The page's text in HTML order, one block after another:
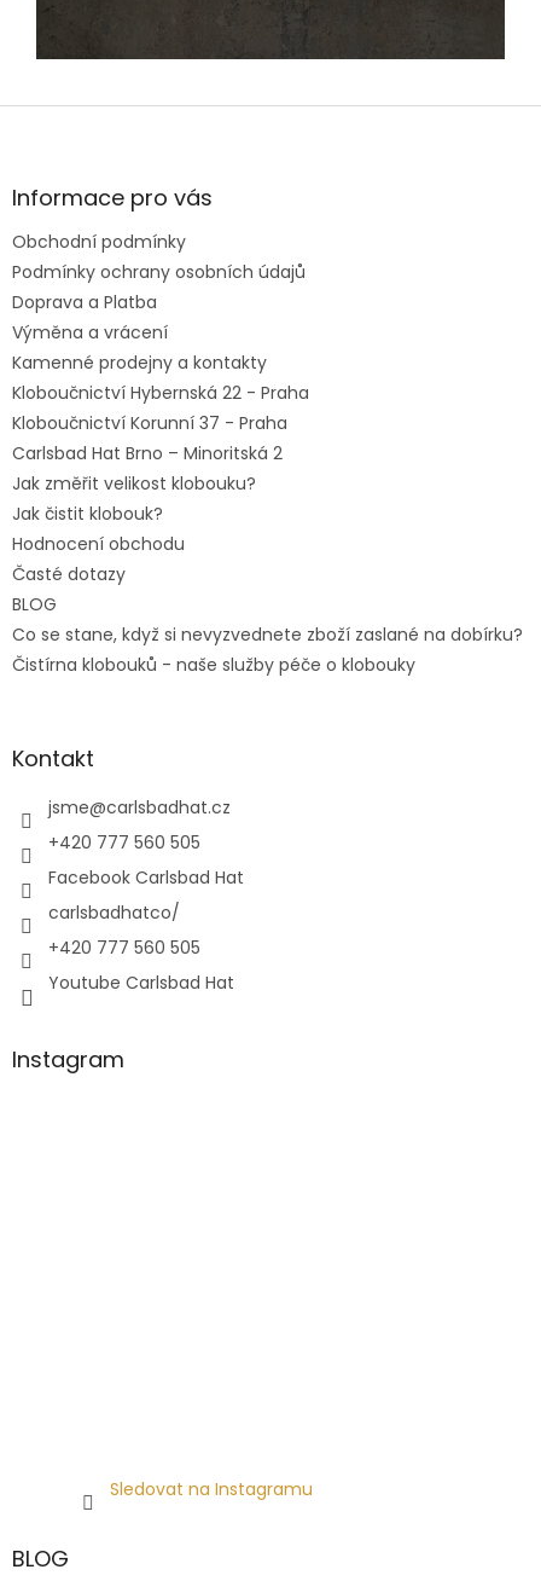
Z
aInformace pro vás
Obchodní podmínky
Podmínky ochrany osobních údajů
Doprava a Platba
Výměna a vrácení
Kamenné prodejny a kontakty
Kloboučnictví Hybernská 22 - Praha
Kloboučnictví Korunní 37 - Praha
Carlsbad Hat Brno – Minoritská 2
Jak změřit velikost klobouku?
Jak čistit klobouk?
Hodnocení obchodu
Časté dotazy
BLOG
Co se stane, když si nevyzvednete zboží zaslané na dobírku?
Čistírna klobouků - naše služby péče o klobouky
Kontakt
jsme@carlsbadhat.cz
+420 777 560 505
Facebook Carlsbad Hat
carlsbadhatco/
+420 777 560 505
Youtube Carlsbad Hat
Instagram
Sledovat na Instagramu
BLOG